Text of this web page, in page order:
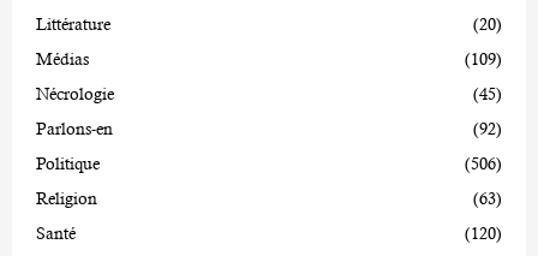
Littérature
(20)
Médias
(109)
Nécrologie
(45)
Parlons-en
(92)
Politique
(506)
Religion
(63)
Santé
(120)